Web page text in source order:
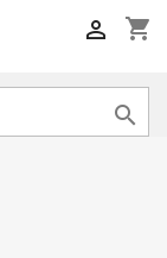
shopping_cart

